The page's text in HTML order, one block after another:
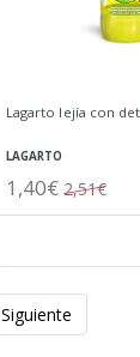
Lagarto lejía con
LAGARTO
1,40€ 2,51€
Siguiente